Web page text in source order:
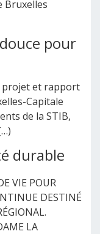
Bruxelles
pour
projet et rapport
Capitale
de la STIB,
durable
VIE POUR
DESTINÉ
LA